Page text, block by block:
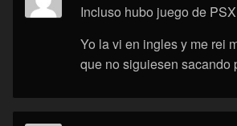
Incluso hubo juego de
Yo la vi en ingles y me rei
que no siguiesen sacando